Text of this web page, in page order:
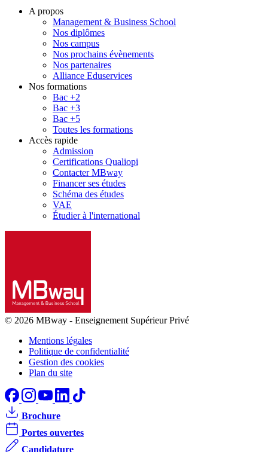
A propos
Management & Business School
Nos diplômes
Nos campus
Nos prochains évènements
Nos partenaires
Alliance Eduservices
Nos formations
Bac +2
Bac +3
Bac +5
Toutes les formations
Accès rapide
Admission
Certifications Qualiopi
Contacter MBway
Financer ses études
Schéma des études
VAE
Étudier à l'international
© 2026 MBway - Enseignement Supérieur Privé
Mentions légales
Politique de confidentialité
Gestion des cookies
Plan du site
Brochure
Portes ouvertes
Candidature